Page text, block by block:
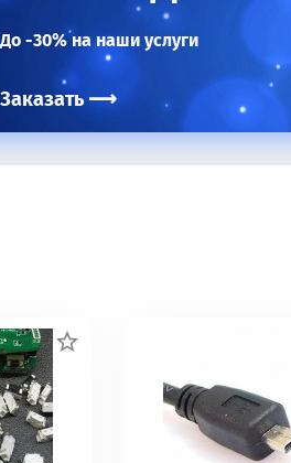
До -30% на наши услуги
Заказать⟶
